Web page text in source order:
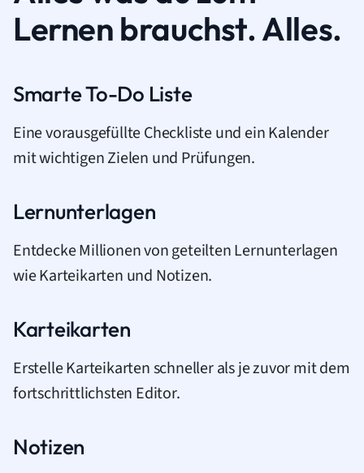
Lernen brauchst. Alles.
Smarte To-Do Liste
Eine vorausgefüllte Checkliste und ein Kalender
mit wichtigen Zielen und Prüfungen.
Lernunterlagen
Entdecke Millionen von geteilten Lernunterlagen
wie Karteikarten und Notizen.
Karteikarten
Erstelle Karteikarten schneller als je zuvor mit dem
fortschrittlichsten Editor.
Notizen